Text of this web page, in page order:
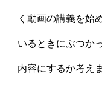
く動画の講義を始
いるときにぶつか
内容にするか考え